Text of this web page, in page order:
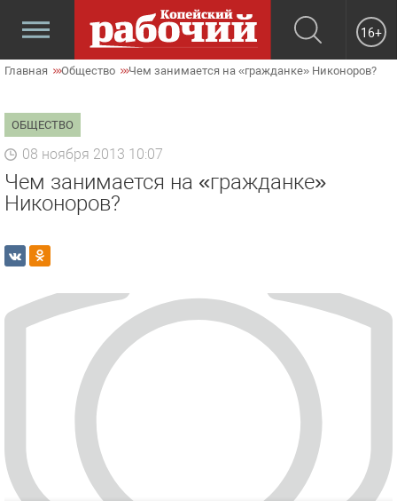
16+
Главная Общество Чем занимается на «гражданке» Никоноров?
ОБЩЕСТВО
08 ноября 2013 10:07
Чем занимается на «гражданке»
Никоноров?